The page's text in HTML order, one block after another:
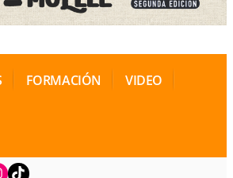
FORMACIÓN VIDEO
TikTok